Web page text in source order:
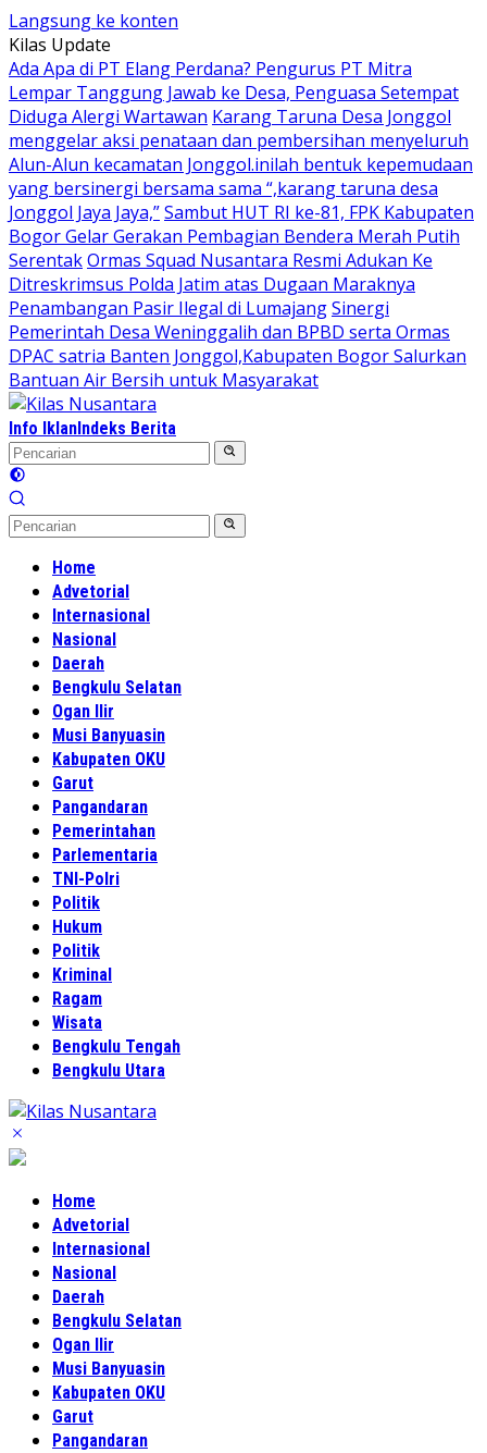
Langsung ke konten
Kilas Update
Ada Apa di PT Elang Perdana? Pengurus PT Mitra
Lempar Tanggung Jawab ke Desa, Penguasa Setempat
Diduga Alergi Wartawan Karang Taruna Desa Jonggol
menggelar aksi penataan dan pembersihan menyeluruh
Alun-Alun kecamatan Jonggol.inilah bentuk kepemudaan
yang bersinergi bersama sama “,karang taruna desa
Jonggol Jaya Jaya,”Sambut HUT RI ke-81, FPK Kabupaten
Bogor Gelar Gerakan Pembagian Bendera Merah Putih
SerentakOrmas Squad Nusantara Resmi Adukan Ke
Ditreskrimsus Polda Jatim atas Dugaan Maraknya
Penambangan Pasir Ilegal di LumajangSinergi
Pemerintah Desa Weninggalih dan BPBD serta Ormas
DPAC satria Banten Jonggol,Kabupaten Bogor Salurkan
Bantuan Air Bersih untuk Masyarakat
Info IklanIndeks Berita
Home
Advetorial
Internasional
Nasional
Daerah
Bengkulu Selatan
Ogan Ilir
Musi Banyuasin
Kabupaten OKU
Garut
Pangandaran
Pemerintahan
Parlementaria
TNI-Polri
Politik
Hukum
Politik
Kriminal
Ragam
Wisata
Bengkulu Tengah
Bengkulu Utara
Home
Advetorial
Internasional
Nasional
Daerah
Bengkulu Selatan
Ogan Ilir
Musi Banyuasin
Kabupaten OKU
Garut
Pangandaran